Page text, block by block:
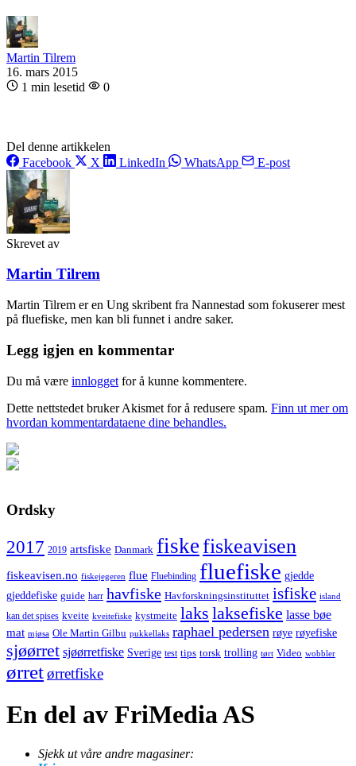
Martin Tilrem
16. mars 2015
1 min lesetid
0
Del denne artikkelen
Facebook
X LinkedIn WhatsApp E-post
Skrevet av
Martin Tilrem
Martin Tilrem er en Ung skribent fra Nannestad som fokuserer mest
på fluefiske, men kan bli funnet i andre saker.
Legg igjen en kommentar
Du må være innlogget for å kunne kommentere.
Dette nettstedet bruker Akismet for å redusere spam. Finn ut mer om
hvordan kommentardataene dine behandles.
Ordsky
2017 2019 artsfiske Danmark fiskefiskeavisen
fiskeavisen.no fiskejegeren flue Fluebinding fluefiske gjedde
gjeddefiske guide harr havfiske Havforskningsinstituttet isfiske island
kan det spises kveite kveitefiske kystmeite laks laksefiske lasse bøe
mat mjøsa Ole Martin Gilbu pukkellaks raphael pedersen røye røyefiske
sjøørret sjøørretfiske Sverige test tips torsk trolling tørt Video wobbler
ørretørretfiske
En del av FriMedia AS
Sjekk ut våre andre magasiner: